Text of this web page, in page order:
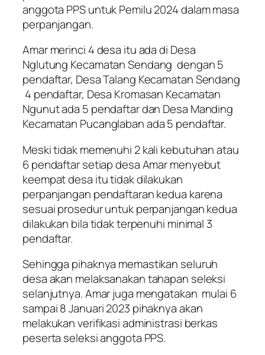
anggota PPS untuk Pemilu 2024 dalam masa
perpanjangan.
Amar merinci 4 desa itu ada di Desa
Nglutung Kecamatan Sendang dengan 5
pendaftar, Desa Talang Kecamatan Sendang
4 pendaftar, Desa Kromasan Kecamatan
Ngunut ada 5 pendaftar dan Desa Manding
Kecamatan Pucanglaban ada 5 pendaftar.
Meski tidak memenuhi 2 kali kebutuhan atau
6 pendaftar setiap desa Amar menyebut
keempat desa itu tidak dilakukan
perpanjangan pendaftaran kedua karena
sesuai prosedur untuk perpanjangan kedua
dilakukan bila tidak terpenuhi minimal 3
pendaftar.
Sehingga pihaknya memastikan seluruh
desa akan melaksanakan tahapan seleksi
selanjutnya. Amar juga mengatakan mulai 6
sampai 8 Januari 2023 pihaknya akan
melakukan verifikasi administrasi berkas
peserta seleksi anggota PPS.